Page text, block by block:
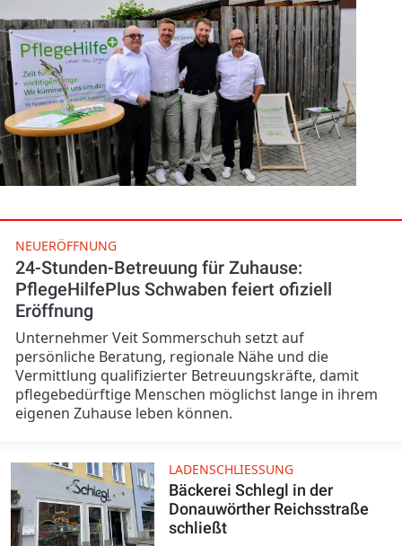
NEUERÖFFNUNG
24-Stunden-Betreuung für Zuhause:
PflegeHilfePlus Schwaben feiert ofiziell
Eröffnung
Unternehmer Veit Sommerschuh setzt auf
persönliche Beratung, regionale Nähe und die
Vermittlung qualifizierter Betreuungskräfte, damit
pflegebedürftige Menschen möglichst lange in ihrem
eigenen Zuhause leben können.
LADENSCHLIESSUNG
Bäckerei Schlegl in der
Donauwörther Reichsstraße
schließt